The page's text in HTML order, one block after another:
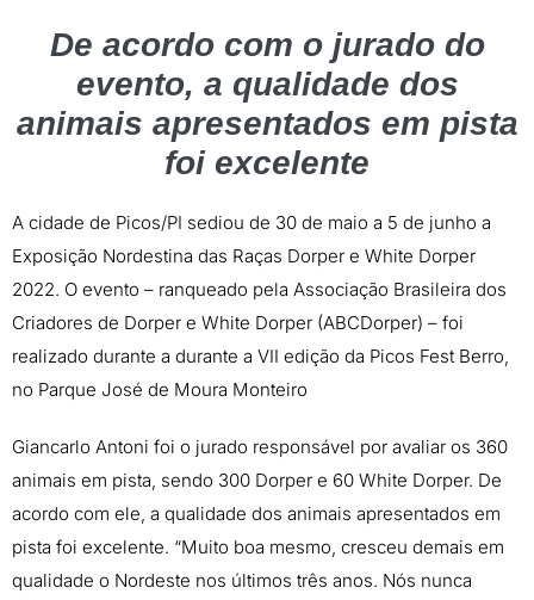
De acordo com o jurado do
evento, a qualidade dos
animais apresentados em pista
foi excelente
A cidade de Picos/PI sediou de 30 de maio a 5 de junho a
Exposição Nordestina das Raças Dorper e White Dorper
2022. O evento – ranqueado pela Associação Brasileira dos
Criadores de Dorper e White Dorper (ABCDorper) – foi
realizado durante a durante a VII edição da Picos Fest Berro,
no Parque José de Moura Monteiro
Giancarlo Antoni foi o jurado responsável por avaliar os 360
animais em pista, sendo 300 Dorper e 60 White Dorper. De
acordo com ele, a qualidade dos animais apresentados em
pista foi excelente. “Muito boa mesmo, cresceu demais em
qualidade o Nordeste nos últimos três anos. Nós nunca